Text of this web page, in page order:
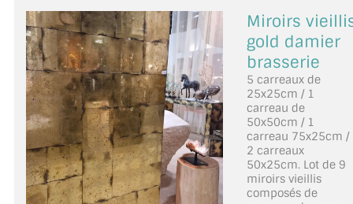
Miroirs
gold damier
brasserie
5 carreaux de
25x25cm / 1
carreau de
50x50cm / 1
carreau 75x25cm /
2 carreaux
50x25cm. Lot de 9
miroirs vieillis
composés de